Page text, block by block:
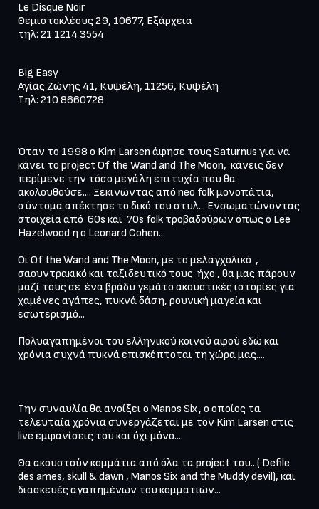
Le Disque Noir
Θεμιστοκλέους 29, 10677, Εξάρχεια
τηλ: 21 1214 3554
Big Easy
Αγίας Ζώνης 41, Κυψέλη, 11256, Κυψέλη
Όταν το 1998 ο Kim Larsen άφησε τους Saturnus για να
κάνει το project Of the Wand and The Moon,  κάνεις δεν
περίμενε την τόσο μεγάλη επιτυχία που θα
ακολουθούσε.... Ξεκινώντας από neo folk μονοπάτια,
σύντομα απέκτησε το δικό του στυλ... Ενσωματώνοντας
στοιχεία από  60s και  70s folk τροβαδούρων όπως ο Lee
Hazelwood η o Leonard Cohen...
Οι Of the Wand and The Moon, με το μελαγχολικό  ,
σαουντρακικό και ταξιδευτικό τους  ήχο , θα μας πάρουν
μαζί τους σε  ένα βράδυ γεμάτο ακουστικές ιστορίες για
χαμένες αγάπες, πυκνά δάση, ρουνική μαγεία και
εσωτερισμό...
Πολυαγαπημένοι του ελληνικού κοινού αφού εδώ και
χρόνια συχνά πυκνά επισκέπτοται τη χώρα μας....
Την συναυλία θα ανοίξει ο Manos Six, ο οποίος τα
τελευταία χρόνια συνεργάζεται με τον Kim Larsen στις
live εμφανίσεις του και όχι μόνο....
Θα ακουστούν κομμάτια από όλα τα project του...( Defile
des ames, skull & dawn , Manos Six and the Muddy devil), και
διασκευές αγαπημένων του κομματιών...